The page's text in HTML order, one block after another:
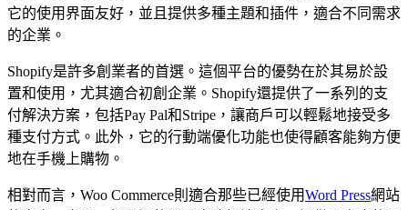
它的使用界面友好，並且提供多種主題和插件，適合不同需求
的企業。
Shopify是許多創業者的首選。這個平台的優勢在於其易於設
置和使用，尤其適合初創企業。Shopify還提供了一系列的支
付解決方案，包括Pay Pal和Stripe，讓商戶可以輕鬆地接受多
種支付方式。此外，它的行動端優化功能也使得顧客能夠方便
地在手機上購物。
相對而言，Woo Commerce則適合那些已經使用Word Press網站